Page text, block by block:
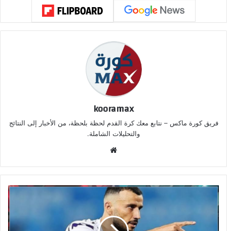
kooramax
فريق كورة ماكس – نتابع معك كرة القدم لحظة بلحظة، من الأخبار إلى النتائج
والتحليلات الشاملة.
الوي
ب